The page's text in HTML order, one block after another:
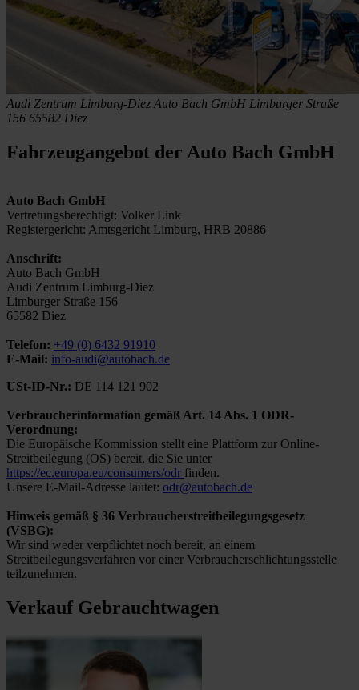
Audi Zentrum Limburg-Diez Auto Bach GmbH Limburger Straße
156 65582 Diez
Fahrzeugangebot der Auto Bach GmbH
Auto Bach GmbH
Vertretungsberechtigt: Volker Link
Registergericht: Amtsgericht Limburg, HRB 20886
Anschrift:
Auto Bach GmbH
Audi Zentrum Limburg-Diez
Limburger Straße 156
65582 Diez
Telefon: +49 (0) 6432 91910
E-Mail: info-audi@autobach.de
USt-ID-Nr.: DE 114 121 902
Verbraucherinformation gemäß Art. 14 Abs. 1 ODR-
Verordnung:
Die Europäische Kommission stellt eine Plattform zur Online-
Streitbeilegung (OS) bereit, die Sie unter
https://ec.europa.eu/consumers/odr finden.
Unsere E-Mail-Adresse lautet: odr@autobach.de
Hinweis gemäß § 36 Verbraucherstreitbeilegungsgesetz
(VSBG):
Wir sind weder verpflichtet noch bereit, an einem
Streitbeilegungsverfahren vor einer Verbraucherschlichtungsstelle
teilzunehmen.
Verkauf Gebrauchtwagen